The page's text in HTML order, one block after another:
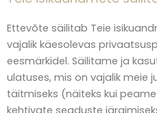
Ettevõte säilitab Teie
vajalik käesolevas
eesmärkidel. Säilitame ja
ulatuses, mis on vajalik meie
täitmiseks (näiteks kui
kehtivate seaduste